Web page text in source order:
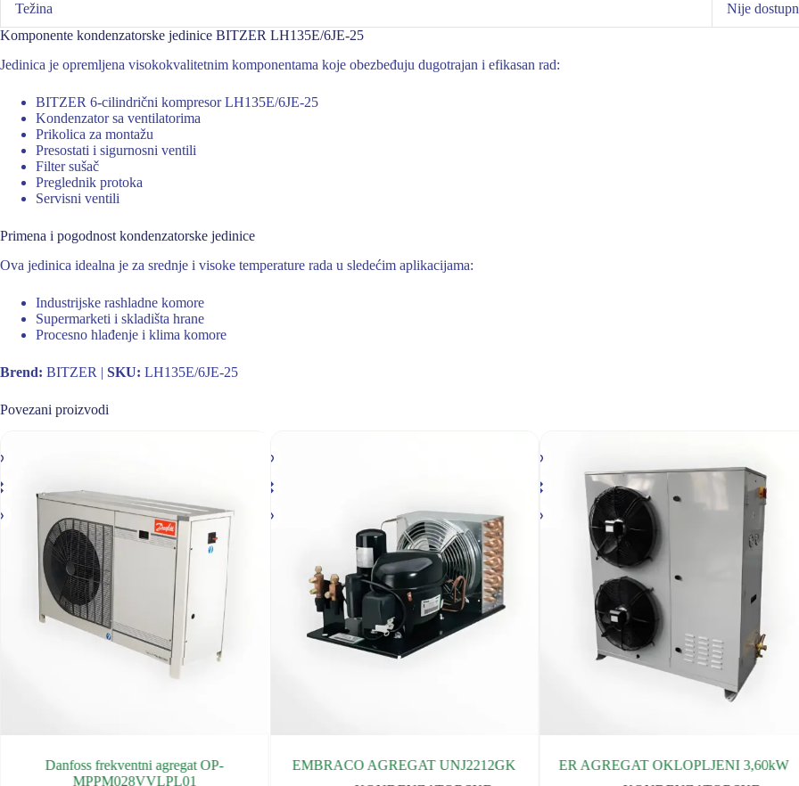
Težina
Nije
Komponente kondenzatorske jedinice BITZER LH135E/6JE-25
Jedinica je opremljena visokokvalitetnim komponentama koje obezbeđuju dugotrajan i efikasan rad:
BITZER 6-cilindrični kompresor LH135E/6JE-25
Kondenzator sa ventilatorima
Prikolica za montažu
Presostati i sigurnosni ventili
Filter sušač
Preglednik protoka
Servisni ventili
Primena i pogodnost kondenzatorske jedinice
Ova jedinica idealna je za srednje i visoke temperature rada u sledećim aplikacijama:
Industrijske rashladne komore
Supermarketi i skladišta hrane
Procesno hlađenje i klima komore
Brend: BITZER | SKU: LH135E/6JE-25
Povezani proizvodi
OP-
EMBRACO AGREGAT UNJ2212GK
ER AGREGAT OKLOPLJENI 3,60kW
BITZER ECOSTAR